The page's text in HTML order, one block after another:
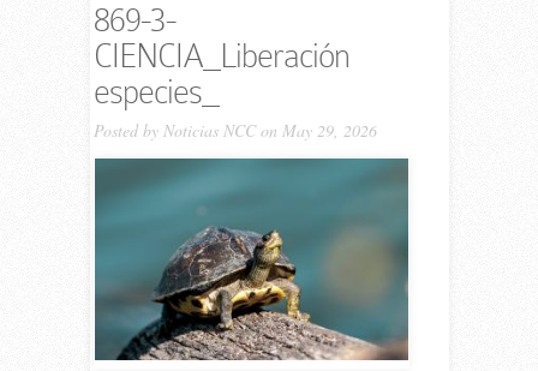
869-3-
CIENCIA_Liberación
especies_
Posted by Noticias NCCon May 29, 2026